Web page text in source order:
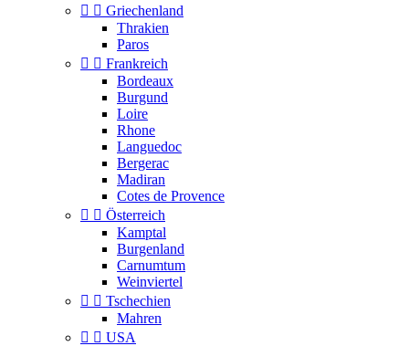
  Griechenland
Thrakien
Paros
  Frankreich
Bordeaux
Burgund
Loire
Rhone
Languedoc
Bergerac
Madiran
Cotes de Provence
  Österreich
Kamptal
Burgenland
Carnumtum
Weinviertel
  Tschechien
Mahren
  USA